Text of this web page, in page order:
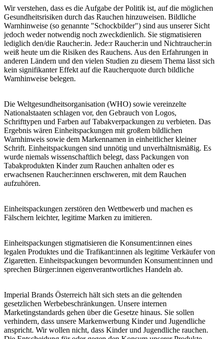
Wir verstehen, dass es die Aufgabe der Politik ist, auf die möglichen
Gesundheitsrisiken durch das Rauchen hinzuweisen. Bildliche
Warnhinweise (so genannte "Schockbilder") sind aus unserer Sicht
jedoch weder notwendig noch zweckdienlich. Sie stigmatisieren
lediglich den/die Raucher:in. Jede:r Raucher:in und Nichtraucher:in
weiß heute um die Risiken des Rauchens. Aus den Erfahrungen in
anderen Ländern und den vielen Studien zu diesem Thema lässt sich
kein signifikanter Effekt auf die Raucherquote durch bildliche
Warnhinweise belegen.
Die Weltgesundheitsorganisation (WHO) sowie vereinzelte
Nationalstaaten schlagen vor, den Gebrauch von Logos,
Schrifttypen und Farben auf Tabakverpackungen zu verbieten. Das
Ergebnis wären Einheitspackungen mit großem bildlichen
Warnhinweis sowie dem Markennamen in einheitlicher kleiner
Schrift. Einheitspackungen sind unnötig und unverhältnismäßig. Es
wurde niemals wissenschaftlich belegt, dass Packungen von
Tabakprodukten Kinder zum Rauchen anhalten oder es
erwachsenen Raucher:innen erschweren, mit dem Rauchen
aufzuhören.
Einheitspackungen zerstören den Wettbewerb und machen es
Fälschern leichter, legitime Marken zu imitieren.
Einheitspackungen stigmatisieren die Konsument:innen eines
legalen Produktes und die Trafikant:innen als legitime Verkäufer von
Zigaretten. Einheitspackungen bevormunden Konsument:innen und
sprechen Bürger:innen eigenverantwortliches Handeln ab.
Imperial Brands Österreich hält sich stets an die geltenden
gesetzlichen Werbebeschränkungen. Unsere internen
Marketingstandards gehen über die Gesetze hinaus. Sie sollen
verhindern, dass unsere Markenwerbung Kinder und Jugendliche
anspricht. Wir wollen nicht, dass Kinder und Jugendliche rauchen.